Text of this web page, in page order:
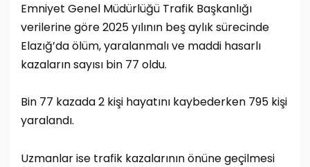
Emniyet Genel Müdürlüğü Trafik Başkanlığı
verilerine göre 2025 yılının beş aylık sürecinde
Elazığ’da ölüm, yaralanmalı ve maddi hasarlı
kazaların sayısı bin 77 oldu.
Bin 77 kazada 2 kişi hayatını kaybederken 795 kişi
yaralandı.
Uzmanlar ise trafik kazalarının önüne geçilmesi